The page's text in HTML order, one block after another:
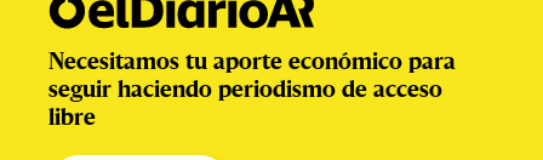
Necesitamos tu aporte económico para
seguir haciendo periodismo de acceso
libre